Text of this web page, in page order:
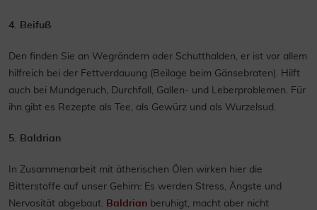
4. Beifuß
Den finden Sie an Wegrändern oder Schutthalden, er ist vor allem
hilfreich bei der Fettverdauung (Beilage beim Gänsebraten). Hilft
auch bei Mundgeruch, Durchfall, Gallen- und Leberproblemen. Für
ihn gibt es Rezepte als Tee, als Gewürz und als Wurzelsud.
5. Baldrian
In Zusammenarbeit mit ätherischen Ölen wirken hier die
Bitterstoffe auf unser Gehirn: Es werden Stress, Ängste und
Nervosität abgebaut.
Baldrian beruhigt, macht aber nicht